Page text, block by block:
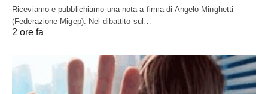
Riceviamo e pubblichiamo una nota a firma di Angelo Minghetti
(Federazione Migep). Nel dibattito sul…
2 ore fa